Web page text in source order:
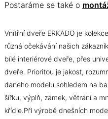
Postaráme se také o
Vnitřní dveře ERKADO je
různá očekávání našich
bílé interiérové dveře, přes
dveře. Prioritou je jakost,
daného modelu sohledem na
šířku, výplň, zámek, větrání a
křídle.Při výrobě dnešních